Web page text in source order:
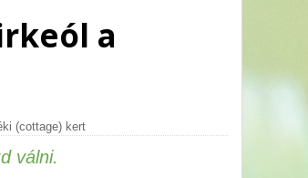
a
(cottage) kert
válni.